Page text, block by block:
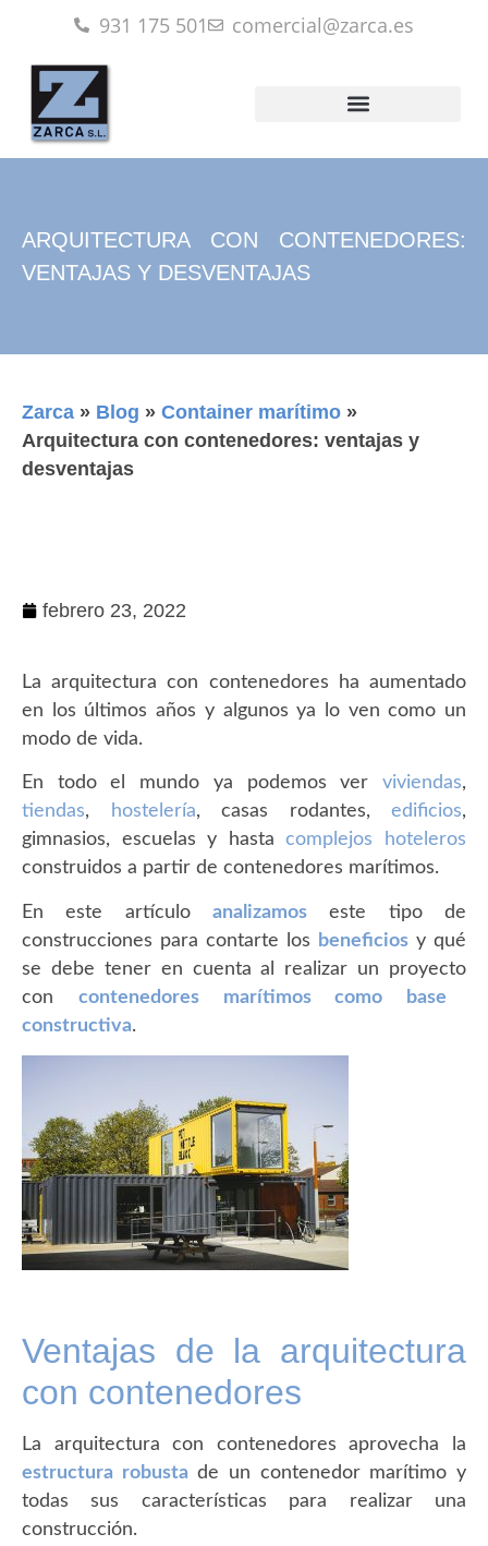
931 175 501 comercial@zarca.es
ARQUITECTURA CON CONTENEDORES:
VENTAJAS Y DESVENTAJAS
Zarca » Blog » Container marítimo »
Arquitectura con contenedores: ventajas y
desventajas
febrero 23, 2022
La arquitectura con contenedores ha aumentado
en los últimos años y algunos ya lo ven como un
modo de vida.
En todo el mundo ya podemos ver viviendas,
tiendas, hostelería, casas rodantes, edificios,
gimnasios, escuelas y hastacomplejos hoteleros
construidos a partir de contenedores marítimos.
En este artículo analizamos este tipo de
construcciones para contarte los
beneficios y qué
se debe tener en cuenta al realizar un proyecto
con contenedores marítimos como base
constructiva.
Ventajas de la arquitectura
con contenedores
La arquitectura con contenedores aprovecha la
estructura robusta de un contenedor marítimo y
todas sus características para realizar una
construcción.